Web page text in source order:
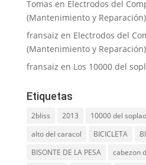
Tomas en Electrodos del
(Mantenimiento y Reparación)
fransaiz en Electrodos del
(Mantenimiento y Reparación)
fransaiz en Los 10000 del
Etiquetas
2bliss 2013 10000 del soplao
alto del caracol
BICICLETA
BISONTE DE LA PESA
cabezon